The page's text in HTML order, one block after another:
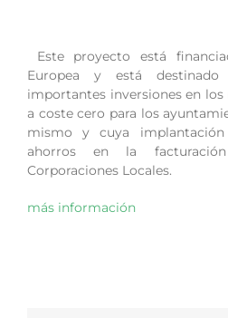
Este proyecto está
Europea y está
importantes inversiones en
a coste cero para los
mismo y cuya implantación
ahorros en la
Corporaciones Locales.
más información